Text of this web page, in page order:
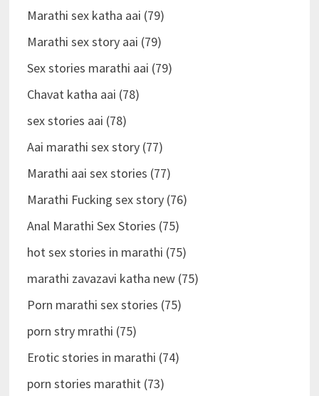
Marathi sex katha aai (79)
Marathi sex story aai (79)
Sex stories marathi aai (79)
Chavat katha aai (78)
sex stories aai (78)
Aai marathi sex story (77)
Marathi aai sex stories (77)
Marathi Fucking sex story (76)
Anal Marathi Sex Stories (75)
hot sex stories in marathi (75)
marathi zavazavi katha new (75)
Porn marathi sex stories (75)
porn stry mrathi (75)
Erotic stories in marathi (74)
porn stories marathit (73)